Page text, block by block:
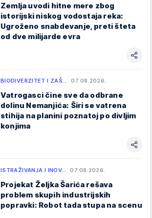
Zemlja uvodi hitne mere zbog
istorijski niskog vodostaja reka:
Ugroženo snabdevanje, preti šteta
od dve milijarde evra
BIODIVERZITET I ZAŠ… 07.08.2026.
Vatrogasci čine sve da odbrane
dolinu Nemanjića: Širi se vatrena
stihija na planini poznatoj po divljim
konjima
ISTRAŽIVANJA I INOV… 07.08.2026.
Projekat Željka Šarića rešava
problem skupih industrijskih
popravki: Robot tada stupa na scenu